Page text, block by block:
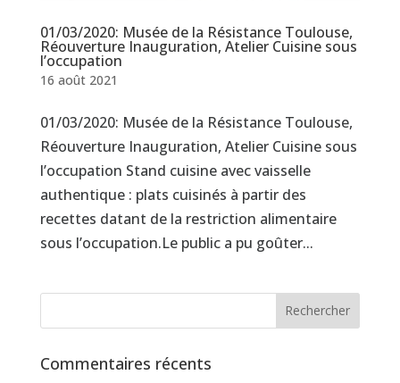
01/03/2020: Musée de la Résistance Toulouse,
Réouverture Inauguration, Atelier Cuisine sous
l’occupation
16 août 2021
01/03/2020: Musée de la Résistance Toulouse,
Réouverture Inauguration, Atelier Cuisine sous
l’occupation Stand cuisine avec vaisselle
authentique : plats cuisinés à partir des
recettes datant de la restriction alimentaire
sous l’occupation.Le public a pu goûter...
Commentaires récents